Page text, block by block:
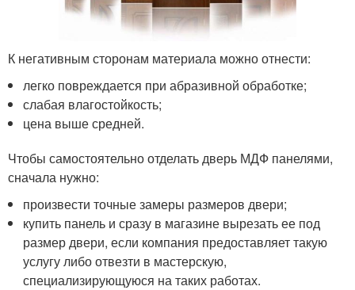
К негативным сторонам материала можно отнести:
легко повреждается при абразивной обработке;
слабая влагостойкость;
цена выше средней.
Чтобы самостоятельно отделать дверь МДФ панелями,
сначала нужно:
произвести точные замеры размеров двери;
купить панель и сразу в магазине вырезать ее под
размер двери, если компания предоставляет такую
услугу либо отвезти в мастерскую,
специализирующуюся на таких работах.